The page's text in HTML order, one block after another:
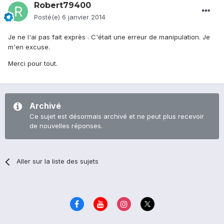
Robert79400
Posté(e) 6 janvier 2014
Je ne l'ai pas fait exprès . C'était une erreur de manipulation. Je
m'en excuse.
Merci pour tout.
Archivé
Ce sujet est désormais archivé et ne peut plus recevoir
de nouvelles réponses.
Aller sur la liste des sujets